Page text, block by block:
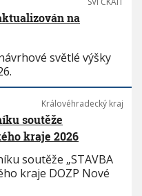
na
světlé výšky
Královéhradecký kraj
soutěže
kraje 2026
soutěže „STAVBA
kraje DOZP Nové